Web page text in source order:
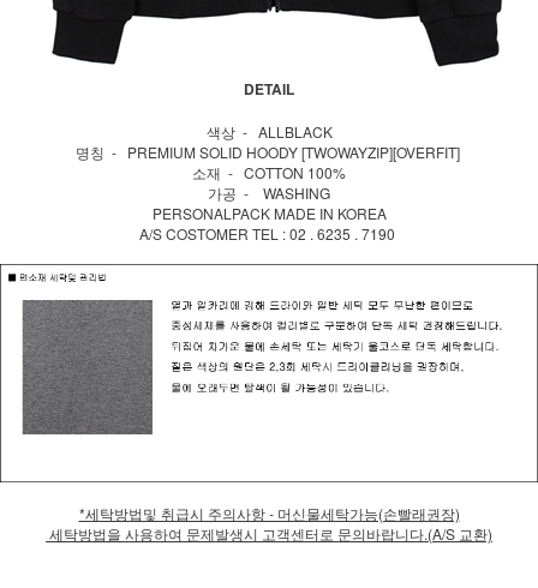
DETAIL
색상 - ALLBLACK
명칭 - PREMIUM SOLID HOODY [TWOWAYZIP][OVERFIT]
소재 - COTTON 100%
가공 - WASHING
PERSONALPACK MADE IN KOREA
A/S COSTOMER TEL : 02 . 6235 . 7190
*세탁방법및 취급시 주의사항 - 머신물세탁가능(손빨래권장)
세탁방법을 사용하여 문제발생시 고객센터로 문의바랍니다.(A/S 교환)